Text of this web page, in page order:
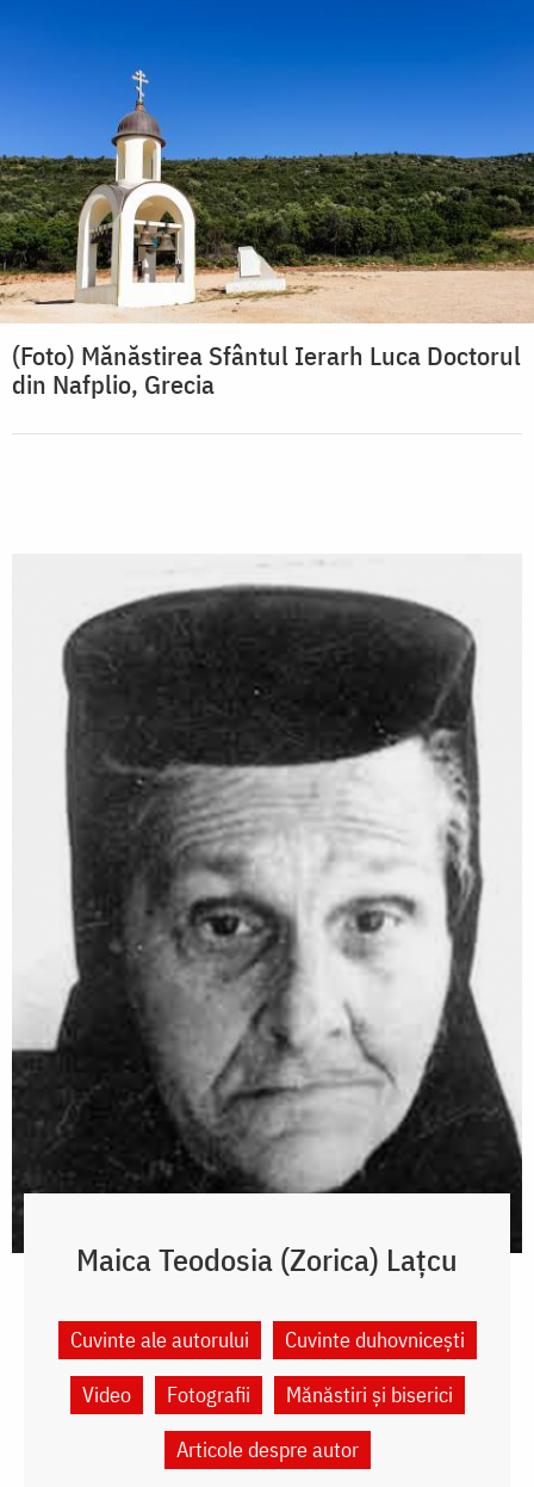
(Foto) Mănăstirea Sfântul Ierarh Luca Doctorul
din Nafplio, Grecia
Maica Teodosia (Zorica) Lațcu
Cuvinte ale autorului
Cuvinte duhovnicești
Video
Fotografii
Mănăstiri și biserici
Articole despre autor